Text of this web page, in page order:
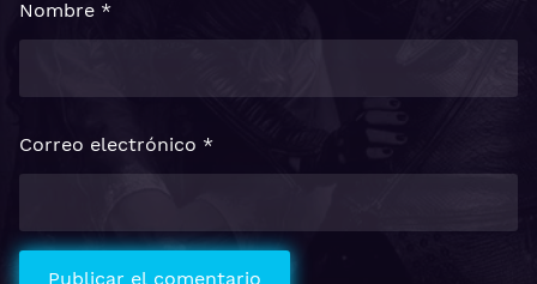
Nombre *
Correo electrónico *